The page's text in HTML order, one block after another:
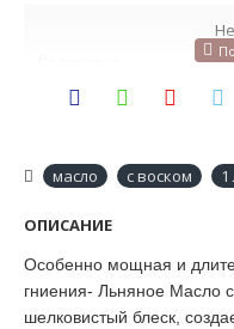
Назначение
масло с воском 1
ОПИСАНИЕ
Особенно мощная и
гниения- Льняное Масло
шелковистый блеск,